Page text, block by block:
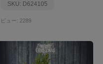
SKU: D624105
ビュー: 2289